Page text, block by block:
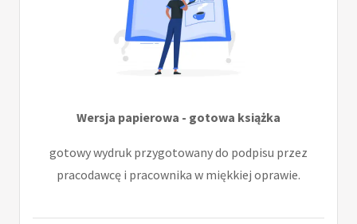
Wersja papierowa - gotowa książka
gotowy wydruk przygotowany do podpisu przez
pracodawcę i pracownika w miękkiej oprawie.